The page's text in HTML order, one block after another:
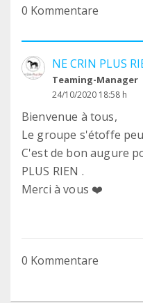
0 Kommentare
NE CRIN PLUS
Teaming-Manager
24/10/2020 18:58 h
Bienvenue à tous,
Le groupe s'étoffe
C'est de bon augure
PLUS RIEN .
Merci à vous ❤️
0 Kommentare